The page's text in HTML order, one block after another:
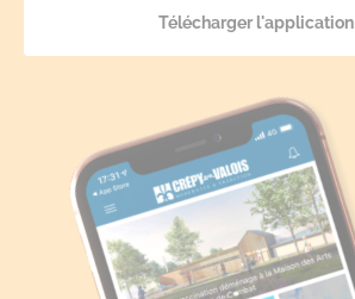
Télécharger l'application